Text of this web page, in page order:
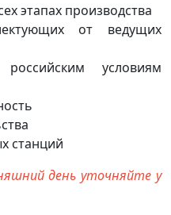
этапах производства
от ведущих
условиям
станций
день уточняйте у